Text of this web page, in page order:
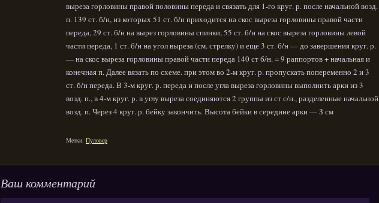
выреза горловины правой половины переда и связать для 1-го круг. р. после начальной возд.
п. 139 ст. б/н, из которых 51 ст. б/н приходится на скос выреза горловины правой части
переда, 29 ст. б/н на вырез горловины спинки, 55 ст. б/н на скос выреза горловины левой
части переда, 1 ст. б/н на угол выреза (см. стрелку) и еще 3 ст. б/н — до завершения круг. р.
— на скос выреза горловины правой части переда 140 ст б/н. = 9 раппортов + начальная и
конечная п. Далее вязать по схеме. при этом во 2-м круг. р. пропускать попеременно 2 и 3
ст. б/н переда. В 3-м круг. р. переда и после угла выреза горловины выполнить арки из 3
возд. п., в 4-м круг. р. в углу выреза соединяются 2 группы из ст с/н., разделенные начальной
возд. п. Через 4 круг. р. бейку закончить. Высота бейки в середине арки — З см
Метки: Пуловер
Ваш комментарий